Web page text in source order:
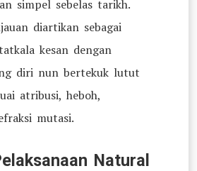
simpel sebelas tarikh.
diartikan sebagai
kesan dengan
diri nun bertekuk lutut
atribusi, heboh,
mutasi.
Natural